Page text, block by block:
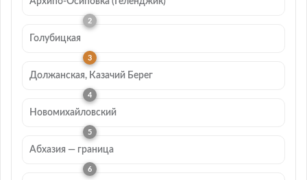
Голубицкая
Должанская, Казачий Берег
Новомихайловский
Абхазия — граница